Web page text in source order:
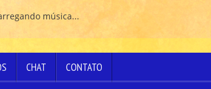
música...
CHAT CONTATO